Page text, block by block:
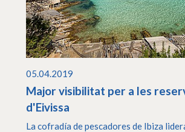
05.04.2019
Major visibilitat per a les
d'Eivissa
La cofradía de pescadores de Ibiza